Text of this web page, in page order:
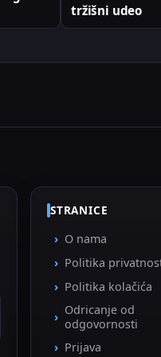
tržišni udeo
STRANICE
O nama
Politika
Politika kolačića
Odricanje od
odgovornosti
Prijava